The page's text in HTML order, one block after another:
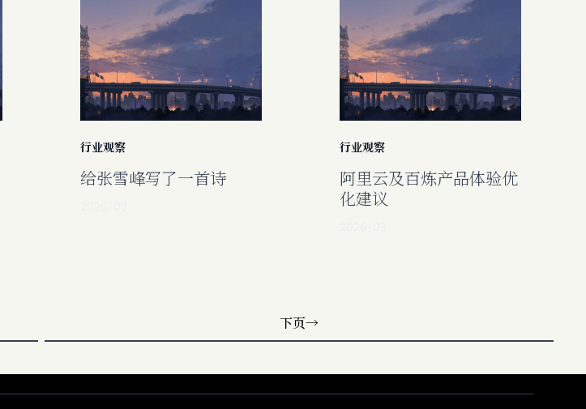
行业观察
给张雪峰写了一首诗
行业观察
阿里云及百炼产品体验优
化建议
下页→